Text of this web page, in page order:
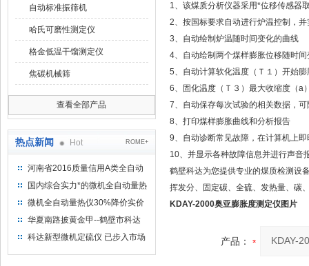
自动标准振筛机
哈氏可磨性测定仪
格金低温干馏测定仪
焦碳机械筛
查看全部产品
热点新闻 Hot ROME+
河南省2016质量信用A类全自动
量热仪
国内综合实力*的微机全自动量热
仪制造企业
微机全自动量热仪30%降价实价
出售
华夏南路披黄金甲--鹤壁市科达
仪器仪表有限公司
科达新型微机定硫仪 已步入市场
1、该煤质分析仪器采用*位移传感器
2、按国标要求自动进行炉温控制，
3、自动绘制炉温随时间变化的曲线
4、自动绘制两个煤样膨胀位移随时
5、自动计算软化温度（Ｔ１）开始
6、固化温度（Ｔ３）最大收缩度（a
7、自动保存每次试验的相关数据，
8、打印煤样膨胀曲线和分析报告
9、自动诊断常见故障，在计算机上
10、并显示各种故障信息并进行声音
鹤壁科达为您提供专业的煤质检测设
挥发分、固定碳、全硫、发热量、碳
KDAY-2000奥亚膨胀度测定仪图片
产品：